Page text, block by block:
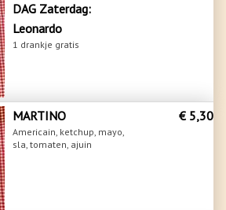
DAG Zaterdag:
Leonardo
1 drankje gratis
MARTINO
Americain, ketchup, mayo,
sla, tomaten, ajuin
€ 5,30